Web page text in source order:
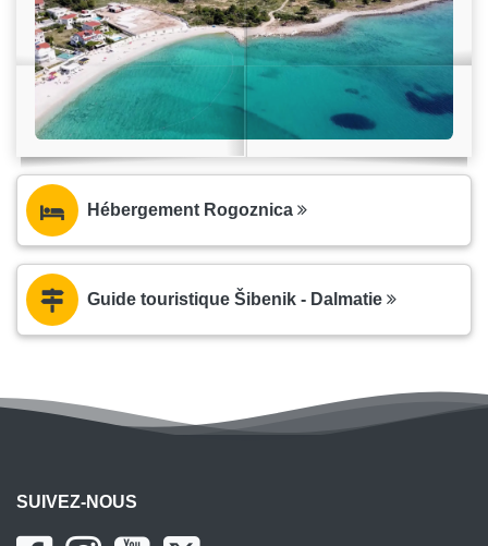
Hébergement Rogoznica
Guide touristique Šibenik - Dalmatie
SUIVEZ-NOUS